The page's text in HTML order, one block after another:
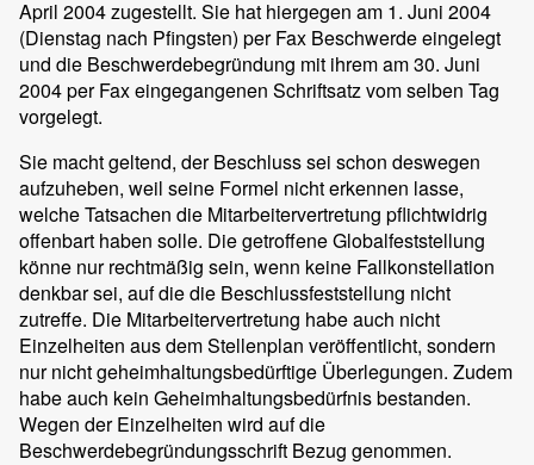
April 2004 zugestellt. Sie hat hiergegen am 1. Juni 2004
(Dienstag nach Pfingsten) per Fax Beschwerde eingelegt
und die Beschwerdebegründung mit ihrem am 30. Juni
2004 per Fax eingegangenen Schriftsatz vom selben Tag
vorgelegt.
Sie macht geltend, der Beschluss sei schon deswegen
aufzuheben, weil seine Formel nicht erkennen lasse,
welche Tatsachen die Mitarbeitervertretung pflichtwidrig
offenbart haben solle. Die getroffene Globalfeststellung
könne nur rechtmäßig sein, wenn keine Fallkonstellation
denkbar sei, auf die die Beschlussfeststellung nicht
zutreffe. Die Mitarbeitervertretung habe auch nicht
Einzelheiten aus dem Stellenplan veröffentlicht, sondern
nur nicht geheimhaltungsbedürftige Überlegungen. Zudem
habe auch kein Geheimhaltungsbedürfnis bestanden.
Wegen der Einzelheiten wird auf die
Beschwerdebegründungsschrift Bezug genommen.